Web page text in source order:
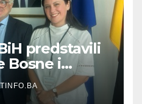
predstavili
Bosne i